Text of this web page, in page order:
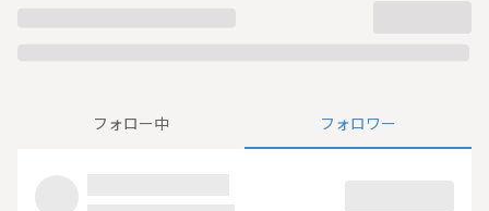
フォロー中 フォロワー